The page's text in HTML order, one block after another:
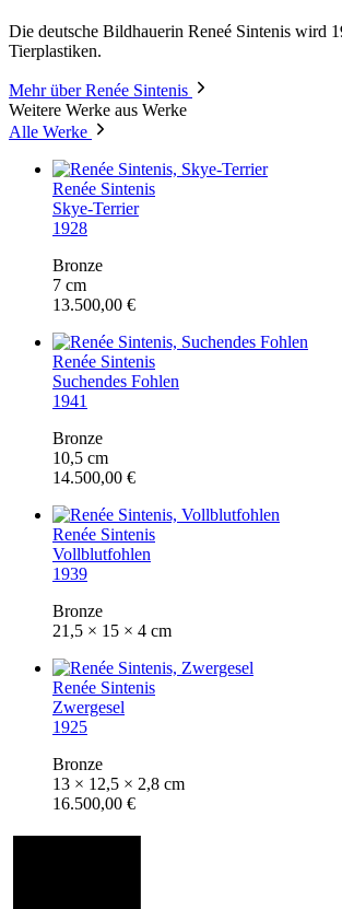
Die deutsche Bildhauerin Reneé Sintenis wird
Tierplastiken.
Mehr über Renée Sintenis
Weitere Werke aus Werke
Alle Werke
Renée Sintenis
Skye-Terrier
1928
Bronze
7 cm
13.500,00 €
Renée Sintenis
Suchendes Fohlen
1941
Bronze
10,5 cm
14.500,00 €
Renée Sintenis
Vollblutfohlen
1939
Bronze
21,5 × 15 × 4 cm
Renée Sintenis
Zwergesel
1925
Bronze
13 × 12,5 × 2,8 cm
16.500,00 €